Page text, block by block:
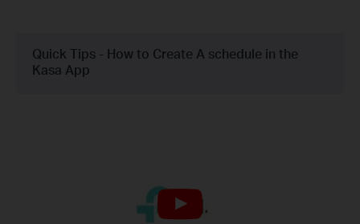
Quick Tips - How to Create A schedule in the
Kasa App